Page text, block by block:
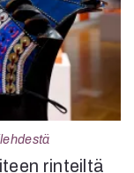
rinteiltä